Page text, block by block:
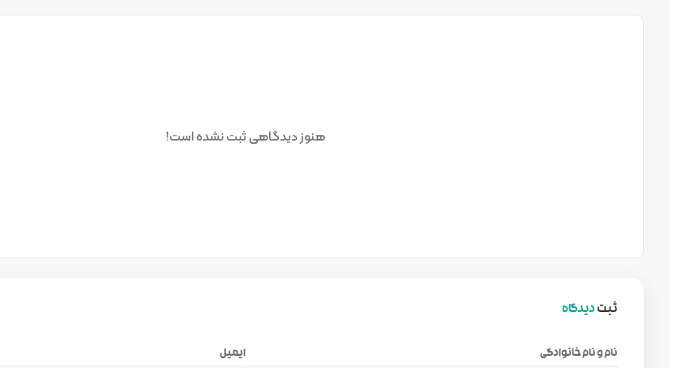
هنوز دیدگاهی ثبت نشده است!
ثبتدیدگاه
نام و نام خانوادگی ایمیل